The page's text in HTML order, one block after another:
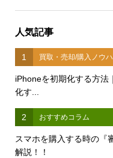
人気記事
1 買取・売却/購入ノウ
iPhoneを初期化する方法
化す...
2 おすすめコラム
スマホを購入する時の『
解説！！